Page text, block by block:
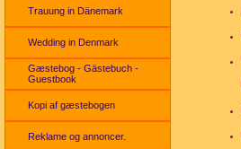
Trauung in Dänemark
Wedding in Denmark
Gæstebog - Gästebuch -
Guestbook
Kopi af gæstebogen
Reklame og annoncer.